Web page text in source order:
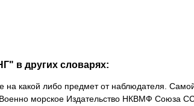
в других словарях:
на какой либо предмет от наблюдателя.
морское Издательство НКВМФ Союза